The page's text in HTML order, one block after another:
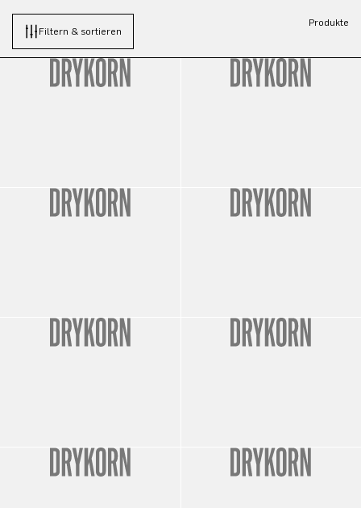
Filtern & sortieren
Produkte